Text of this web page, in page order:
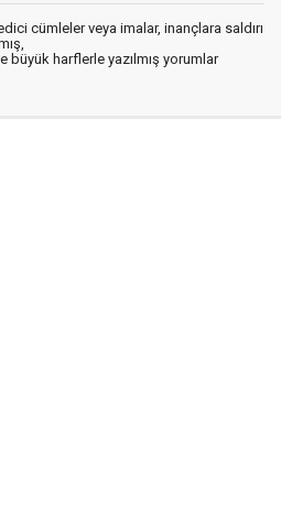
cümleler veya imalar, inançlara saldırı
büyük harflerle yazılmış yorumlar